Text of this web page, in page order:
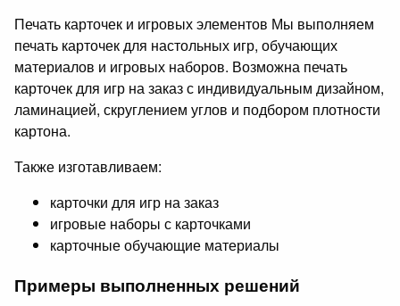
Печать карточек и игровых элементов Мы выполняем
печать карточек для настольных игр, обучающих
материалов и игровых наборов. Возможна печать
карточек для игр на заказ с индивидуальным дизайном,
ламинацией, скруглением углов и подбором плотности
картона.
Также изготавливаем:
карточки для игр на заказ
игровые наборы с карточками
карточные обучающие материалы
Примеры выполненных решений